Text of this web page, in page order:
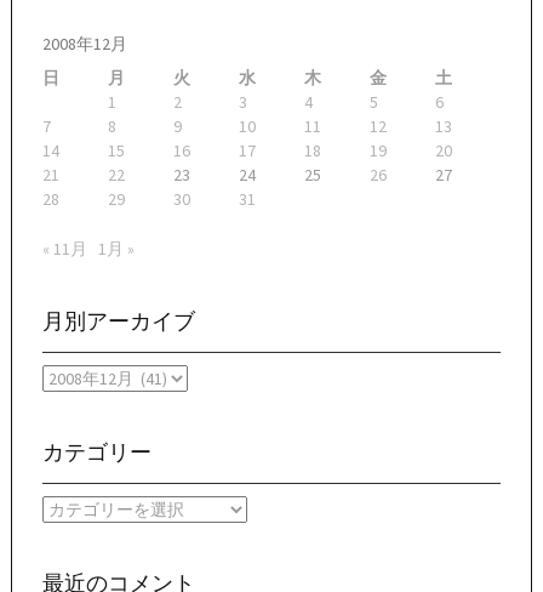
2008年12月
日
月 火 水 木 金
土
1
2 3 4 5
6
7
8 9 10 11 12
13
14
15 16 17 18 19
20
21
22 23 24 25 26
27
28
29 30 31
« 11月 1月 »
月別アーカイブ
月
ー
イ
ブ
カテゴリー
カ
リ
最近のコメント